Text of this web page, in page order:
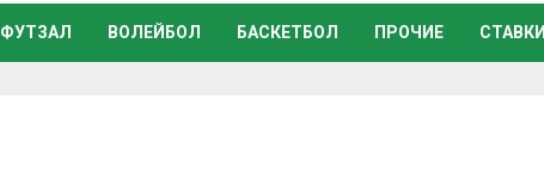
ФУТЗАЛ ВОЛЕЙБОЛ БАСКЕТБОЛ ПРОЧИЕ СТАВКИ